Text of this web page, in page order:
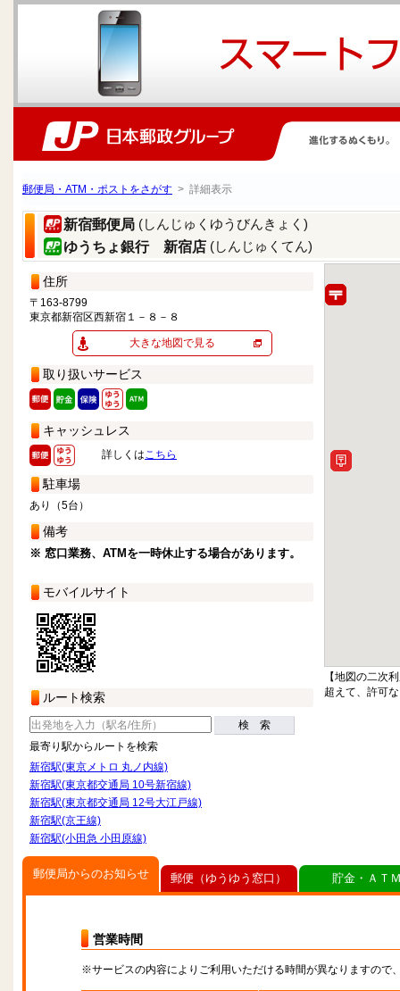
郵便局・ATM・ポストをさがす > 詳細表示
新宿郵便局 (しんじゅくゆうびんきょく)
ゆうちょ銀行 新宿店 (しんじゅくてん)
住所
〒163-8799
東京都新宿区西新宿１－８－８
大きな地図で見る
取り扱いサービス
キャッシュレス
詳しくはこちら
駐車場
あり（5台）
備考
※ 窓口業務、ATMを一時休止する場合があります。
モバイルサイト
ルート検索
検 索
最寄り駅からルートを検索
新宿駅(東京メトロ 丸ノ内線)
新宿駅(東京都交通局 10号新宿線)
新宿駅(東京都交通局 12号大江戸線)
新宿駅(京王線)
新宿駅(小田急 小田原線)
【地図の二次
超えて、許可
郵便局からのお知らせ
営業時間
※サービスの内容によりご利用いただける時間が異なりますので
郵便（ゆうゆう窓口） 貯金・ＡＴ